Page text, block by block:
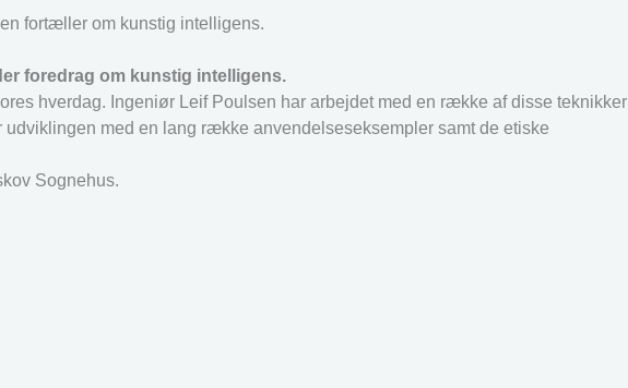
fortæller om kunstig intelligens.
foredrag om kunstig intelligens.
hverdag. Ingeniør Leif Poulsen har arbejdet med en række af disse teknikker
med en lang række anvendelseseksempler samt de etiske
Sognehus.